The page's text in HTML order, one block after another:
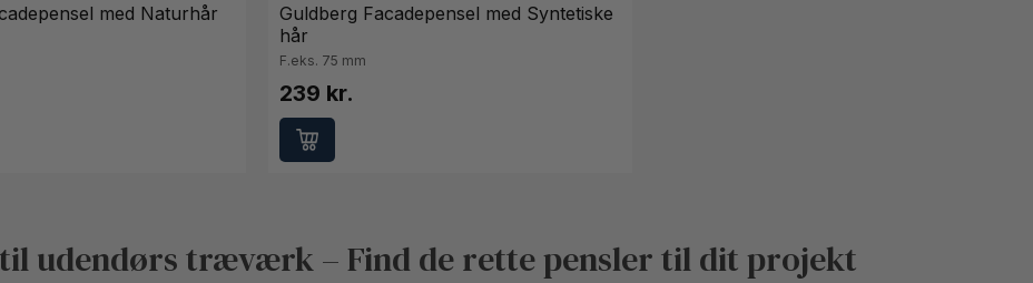
med Naturhår
Guldberg Facadepensel med Syntetiske
hår
F.eks. 75 mm
239 kr.
udendørs træværk – Find de rette pensler til dit projekt